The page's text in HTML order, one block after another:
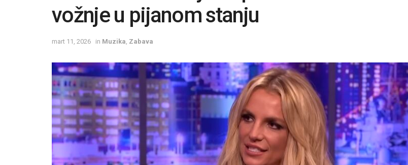
vožnje u pijanom stanju
mart 11, 2026 in Muzika Zabava